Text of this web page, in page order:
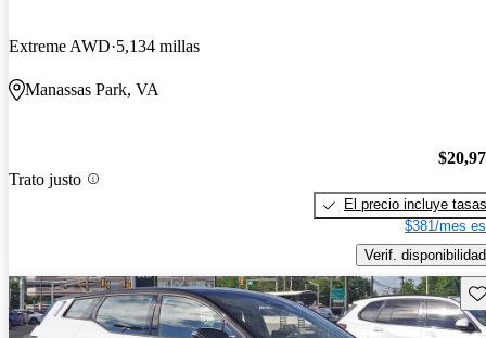
Extreme AWD 5,134 millas
Manassas Park, VA
Trato justo
El precio incluye tasas
$381/mes
Verif. disponibilidad